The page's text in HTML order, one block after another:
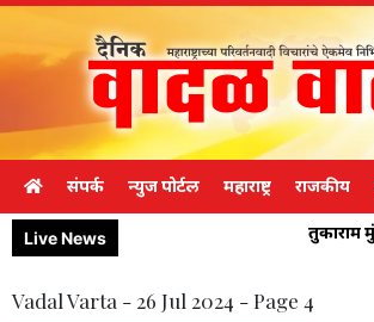
संपर्क न्युज पोर्टल महाराष्ट्र राजकीय
Live News तुकाराम
Vadal Varta - 26 Jul 2024 - Page 4